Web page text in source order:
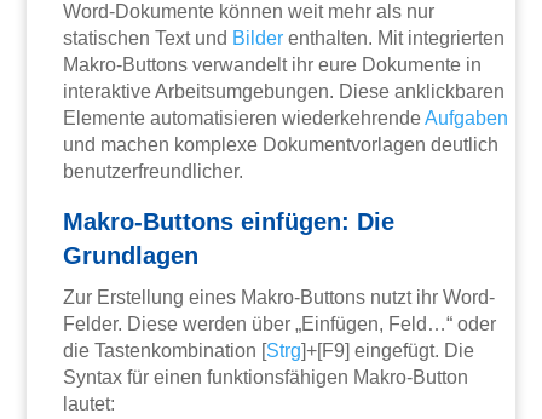
Word-Dokumente können weit mehr als nur
statischen Text und Bilder enthalten. Mit integrierten
Makro-Buttons verwandelt ihr eure Dokumente in
interaktive Arbeitsumgebungen. Diese anklickbaren
Elemente automatisieren wiederkehrendeAufgaben
und machen komplexe Dokumentvorlagen deutlich
benutzerfreundlicher.
Makro-Buttons einfügen: Die
Grundlagen
Zur Erstellung eines Makro-Buttons nutzt ihr Word-
Felder. Diese werden über „Einfügen, Feld…“ oder
die Tastenkombination [Strg]+[F9] eingefügt. Die
Syntax für einen funktionsfähigen Makro-Button
lautet: